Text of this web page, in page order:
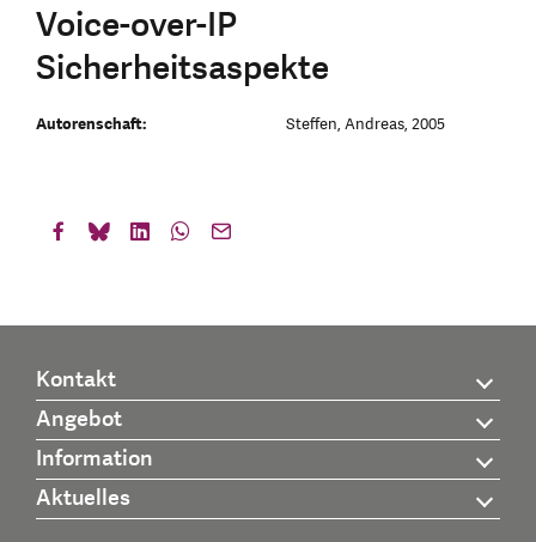
Voice-over-IP
Sicherheitsaspekte
Autorenschaft: Steffen, Andreas, 2005
Kontakt
Angebot
Information
Aktuelles